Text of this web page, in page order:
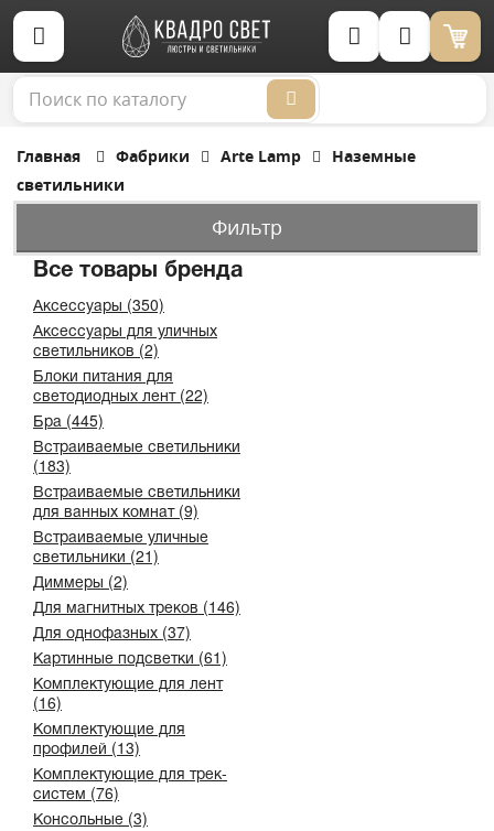
Корзина (0)
Главная Фабрики Arte Lamp
Наземные
светильники
Фильтр
Все товары бренда
Аксессуары (350)
Аксессуары для уличных
светильников (2)
Блоки питания для
светодиодных лент (22)
Бра (445)
Встраиваемые светильники
(183)
Встраиваемые светильники
для ванных комнат (9)
Встраиваемые уличные
светильники (21)
Диммеры (2)
Для магнитных треков (146)
Для однофазных (37)
Картинные подсветки (61)
Комплектующие для лент
(16)
Комплектующие для
профилей (13)
Комплектующие для трек-
систем (76)
Консольные (3)